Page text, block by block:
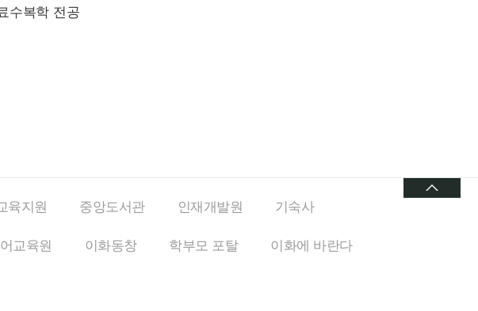
수복학 전공
육지원 중앙도서관 인재개발원 기숙사
교육원 이화동창 학부모 포탈 이화에 바란다